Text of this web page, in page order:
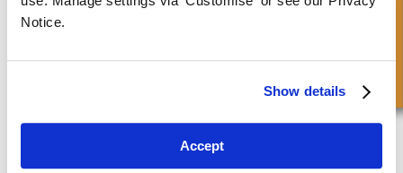
Notice.
Show details
Accept
Schnellanfrage